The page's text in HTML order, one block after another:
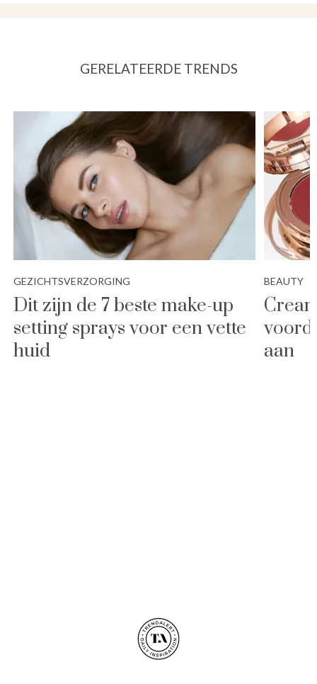
GERELATEERDE TRENDS
GEZICHTSVERZORGING
Dit zijn de 7 beste make-up
setting sprays voor een vette
huid
BEAUTY
aan